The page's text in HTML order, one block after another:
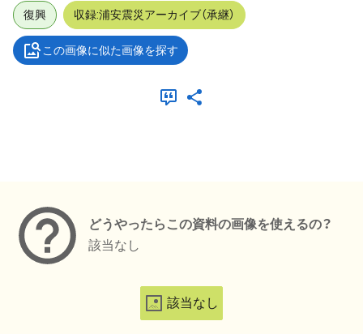
復興 収録:浦安震災アーカイブ（承継）
この画像に似た画像を探す
どうやったらこの資料の画像を使えるの？
該当なし
該当なし